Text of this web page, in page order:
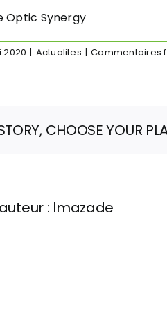
Optic Synergy
2020 | Actualites | Commentaires
CHOOSE YOUR
: lmazade